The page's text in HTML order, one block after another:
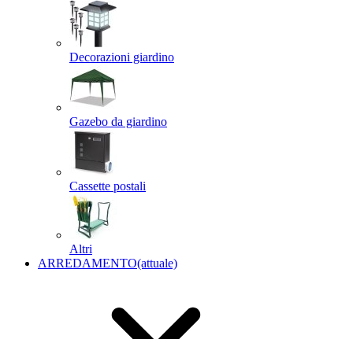
Decorazioni giardino
Gazebo da giardino
Cassette postali
Altri
ARREDAMENTO(attuale)